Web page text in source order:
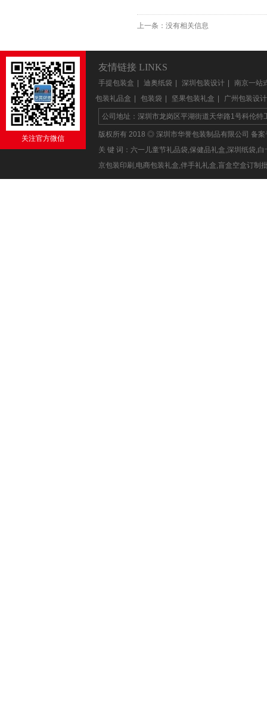
上一条：没有相关信息
关注官方微信
友情链接 LINKS
手提包装盒 迪奥纸袋 深圳包装设计
南京一站
包装礼品盒
包装袋 坚果包装礼盒 广州包装设计
公司地址：深圳市龙岗区平湖街道天华路1号科伦
版权所有 2018 ◎ 深圳市华誉包装制品有限公司 备案
关 键 词：六一儿童节礼品袋,保健品礼盒,深圳纸袋,
京包装印刷,电商包装礼盒,伴手礼礼盒,盲盒空盒订制